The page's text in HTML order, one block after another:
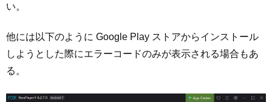
い。
他には以下のように Google Play ストアからインストール
しようとした際にエラーコードのみが表示される場合もあ
る。